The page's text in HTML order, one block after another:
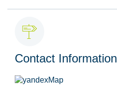
Contact Information